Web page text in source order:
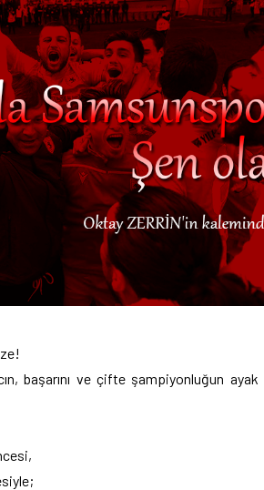
başarını ve çifte şampiyonluğun ayak